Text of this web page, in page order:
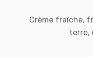
Crème fraîche,
terre,